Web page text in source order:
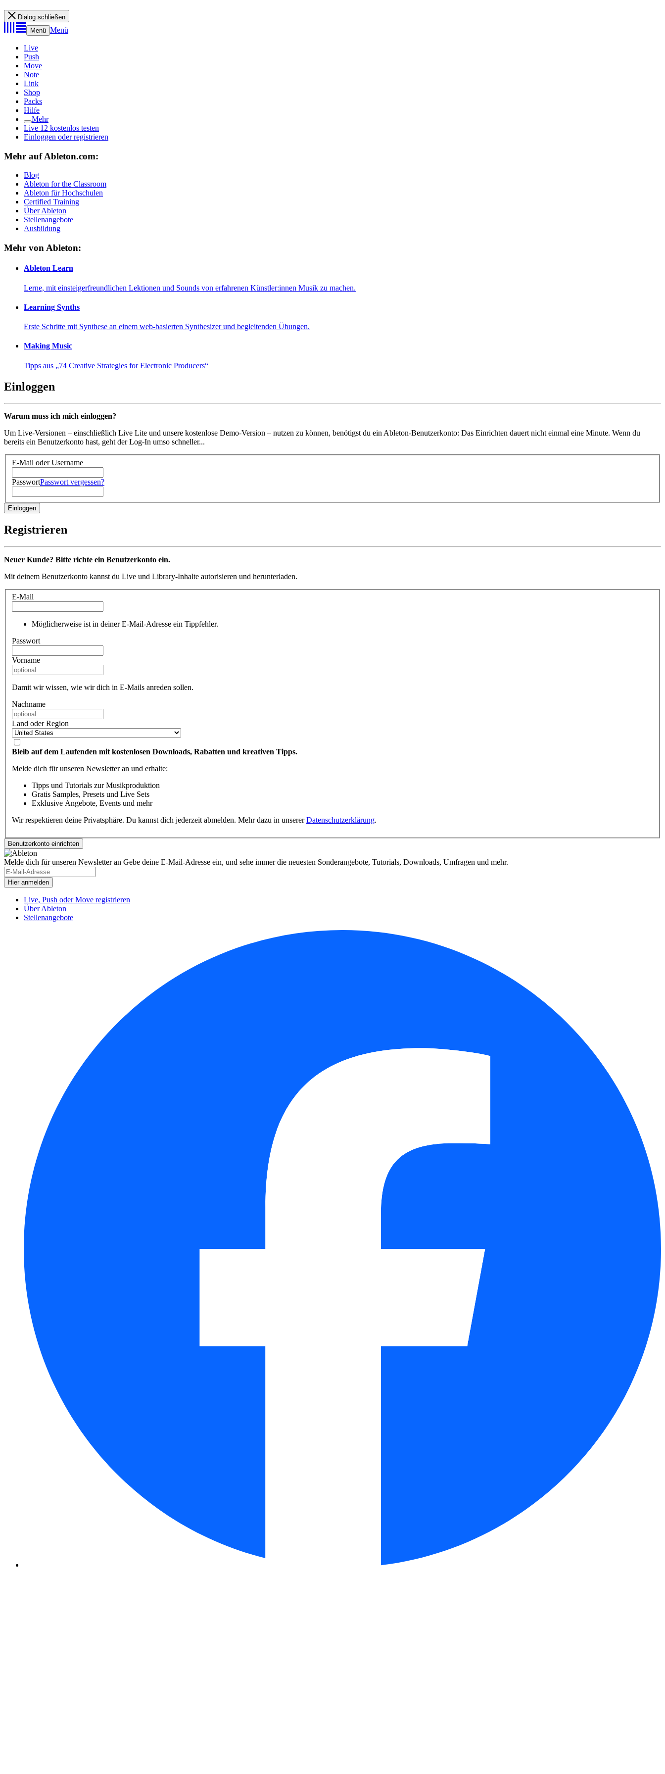
Dialog schließen
Menü Menü
Live
Push
Move
Note
Link
Shop
Packs
Hilfe
Mehr
Live 12 kostenlos testen
Einloggen oder registrieren
Mehr auf Ableton.com:
Blog
Ableton for the Classroom
Ableton für Hochschulen
Certified Training
Über Ableton
Stellenangebote
Ausbildung
Mehr von Ableton:
Ableton Learn
Lerne, mit einsteigerfreundlichen Lektionen und Sounds von erfahrenen Künstler:innen Musik zu machen.
Learning Synths
Erste Schritte mit Synthese an einem web-basierten Synthesizer und begleitenden Übungen.
Making Music
Tipps aus „74 Creative Strategies for Electronic Producers“
Einloggen
Warum muss ich mich einloggen?
Um Live-Versionen – einschließlich Live Lite und unsere kostenlose Demo-Version – nutzen zu können, benötigst du ein Ableton-Benutzerkonto: Das Einrichten dauert nicht einmal eine Minute. Wenn du
bereits ein Benutzerkonto hast, geht der Log-In umso schneller...
E-Mail oder Username
PasswortPasswort vergessen?
Registrieren
Neuer Kunde? Bitte richte ein Benutzerkonto ein.
Mit deinem Benutzerkonto kannst du Live und Library-Inhalte autorisieren und herunterladen.
E-Mail
Möglicherweise ist in deiner E-Mail-Adresse ein Tippfehler.
Passwort
Vorname
Damit wir wissen, wie wir dich in E-Mails anreden sollen.
Nachname
Land oder Region
Bleib auf dem Laufenden mit kostenlosen Downloads, Rabatten und kreativen Tipps.
Melde dich für unseren Newsletter an und erhalte:
Tipps und Tutorials zur Musikproduktion
Gratis Samples, Presets und Live Sets
Exklusive Angebote, Events und mehr
Wir respektieren deine Privatsphäre. Du kannst dich jederzeit abmelden. Mehr dazu in unsererDatenschutzerklärung.
Melde dich für unseren Newsletter an Gebe deine E-Mail-Adresse ein, und sehe immer die neuesten Sonderangebote, Tutorials, Downloads, Umfragen und mehr.
Live, Push oder Move registrieren
Über Ableton
Stellenangebote